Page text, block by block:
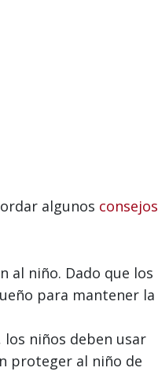
algunos consejos
al niño. Dado que los
para mantener la
niños deben usar
proteger al niño de